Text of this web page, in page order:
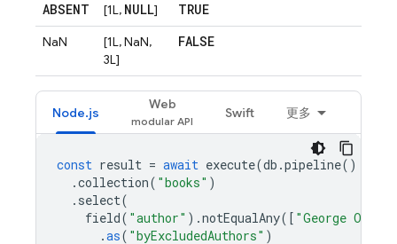
ABSENT
[1L, NULL] TRUE
NaN
[1L, NaN,
3L]
FALSE
Node.js
Web
Swift 更多
const result = await execute(db .pipeline()
.collection( "books" )
. select(
field( "author" ).notEqualAny([ "George
.as( "byExcludedAuthors" )